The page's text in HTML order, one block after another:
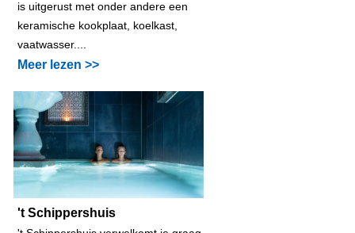
is uitgerust met onder andere een
keramische kookplaat, koelkast,
vaatwasser....
Meer lezen >>
't Schippershuis